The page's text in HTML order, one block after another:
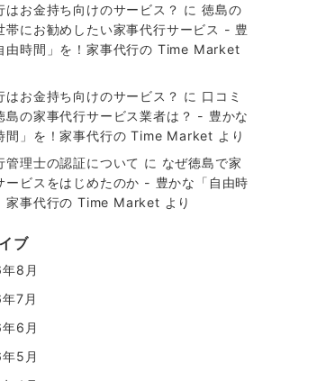
はお金持ち向けのサービス？ に徳島の
帯にお勧めしたい家事代行サービス - 豊
由時間」を！家事代行の Time Market
はお金持ち向けのサービス？ に 口コミ
島の家事代行サービス業者は？ - 豊かな
間」を！家事代行の Time Market より
管理士の認証について に なぜ徳島で家
ービスをはじめたのか - 豊かな「自由時
家事代行の Time Market より
ブ
8月
7月
6月
5月